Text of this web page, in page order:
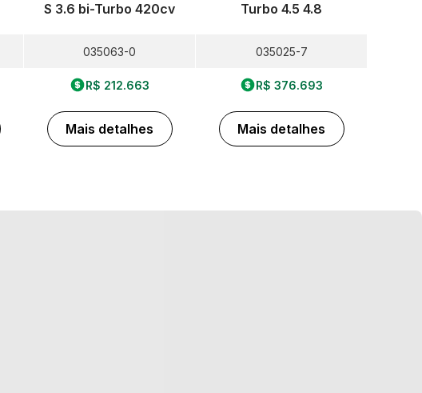
S 3.6 bi-Turbo 420cv
035063-0
R$ 212.663
Mais detalhes
Turbo 4.5 4.8
035025-7
R$ 376.693
Mais detalhes